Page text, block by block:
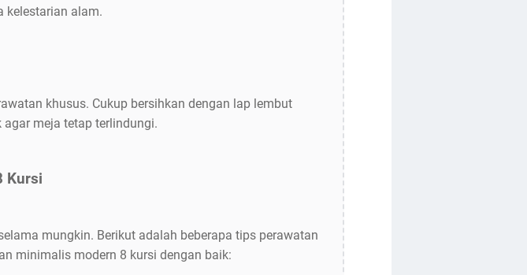
kelestarian alam.
khusus. Cukup bersihkan dengan lap lembut
meja tetap terlindungi.
Kursi
mungkin. Berikut adalah beberapa tips perawatan
minimalis modern 8 kursi dengan baik: